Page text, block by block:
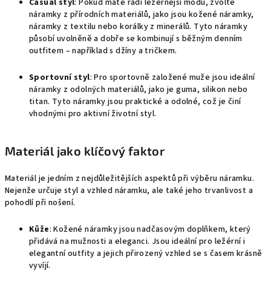
náramky z přírodních materiálů, jako jsou kožené náramky,
náramky z textilu nebo korálky z minerálů. Tyto náramky
působí uvolněně a dobře se kombinují s běžným denním
outfitem – například s džíny a tričkem.
Sportovní styl: Pro sportovně založené muže jsou ideální
náramky z odolných materiálů, jako je guma, silikon nebo
titan. Tyto náramky jsou praktické a odolné, což je činí
vhodnými pro aktivní životní styl.
Materiál jako klíčový faktor
Materiál je jedním z nejdůležitějších aspektů při výběru náramku.
Nejenže určuje styl a vzhled náramku, ale také jeho trvanlivost a
pohodlí při nošení.
Kůže: Kožené náramky jsou nadčasovým doplňkem, který
přidává na mužnosti a eleganci. Jsou ideální pro ležérní i
elegantní outfity a jejich přirozený vzhled se s časem krásně
vyvíjí.